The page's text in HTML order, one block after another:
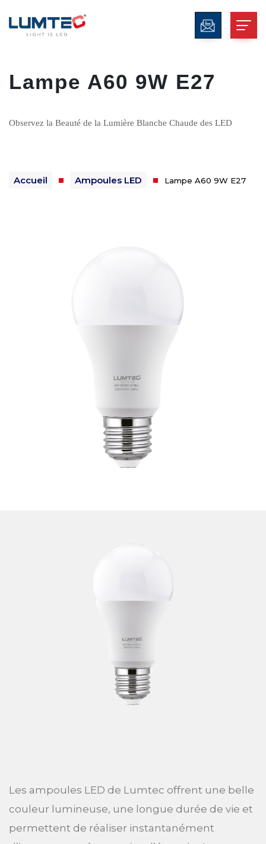
Lampe A60 9W E27
Observez la Beauté de la Lumière Blanche Chaude des LED
Accueil Ampoules LED Lampe A60 9W E27
Les ampoules LED de Lumtec offrent une belle
couleur lumineuse, une longue durée de vie et
permettent de réaliser instantanément